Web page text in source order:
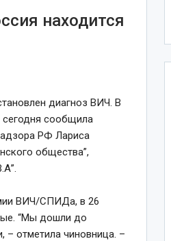
находится
диагноз ВИЧ. В
сегодня сообщила
РФ Лариса
общества”,
ВИЧ/СПИДа, в 26
“Мы дошли до
– отметила чиновница. –